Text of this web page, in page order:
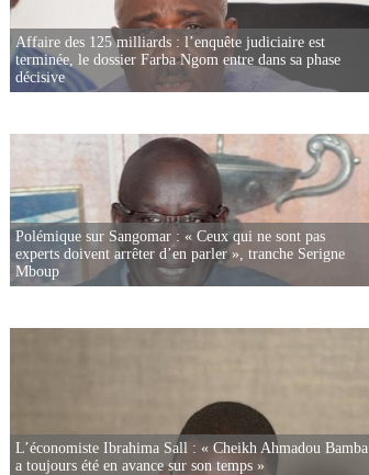
Affaire des 125 milliards : l’enquête judiciaire est
terminée, le dossier Farba Ngom entre dans sa phase
décisive
Polémique sur Sangomar : « Ceux qui ne sont pas
experts doivent arrêter d’en parler », tranche Serigne
Mboup
L’économiste Ibrahima Sall : « Cheikh Ahmadou Bamba
a toujours été en avance sur son temps »